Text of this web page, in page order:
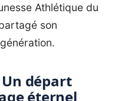
Athlétique du
son
départ
éternel